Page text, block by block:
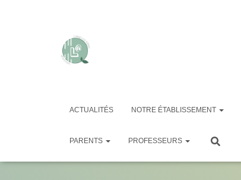
ACTUALITÉS NOTRE ÉTABLISSEMENT
PARENTS PROFESSEURS